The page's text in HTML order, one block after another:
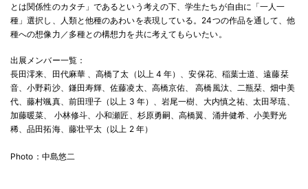
とは関係性のカタチ」であるという考えの下、学生たちが自由に「一人一
種」選択し、人類と他種のあわいを表現している。24つの作品を通して、他
種への想像力／多種との構想力を共に考えてもらいたい。
出展メンバー一覧：
長田澪来、田代麻華 、高橋了太（以上 4 年）、安保花、稲葉士道、遠藤栞
音、小野莉沙、鎌田寿輝、佐藤凌太、高橋京佑、 高橋風汰、二瓶栞、畑中美
代、藤村颯真、前田理子（以上 3 年）、岩尾一樹、大内慎之祐、太田琴琉、
加藤暖菜、 小林修斗、小和瀬匠、杉原勇嗣、高橋翼、涌井健希、小美野光
稀、品田拓海、藤壮平太（以上 2 年）
Photo：中島悠二